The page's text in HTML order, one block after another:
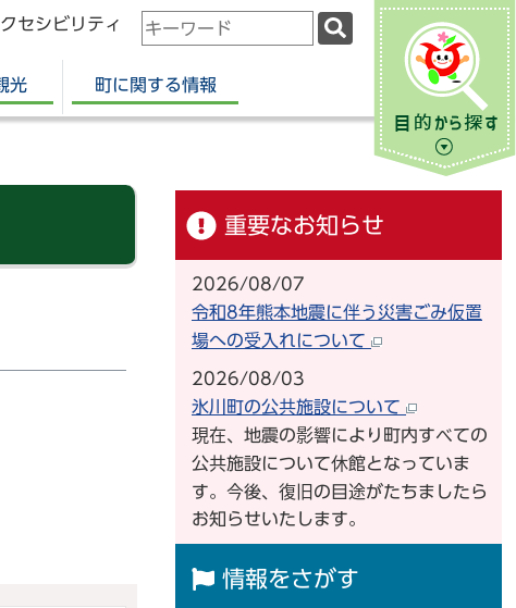
セシビリティ
検
キ
ー
光 町に関する情報
重要なお知らせ
2026/08/07
令和8年熊本地震に伴う災害ごみ仮置
場への受入れについて
2026/08/03
氷川町の公共施設について
現在、地震の影響により町内すべての
公共施設について休館となっていま
す。今後、復旧の目途がたちましたら
お知らせいたします。
情報をさがす